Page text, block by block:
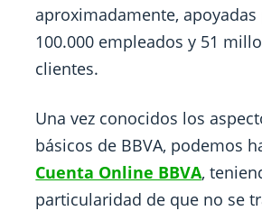
aproximadamente,
100.000 empleados y 51
clientes.
Una vez conocidos los
básicos de BBVA, podemos
Cuenta Online BBVA,
particularidad de que no se